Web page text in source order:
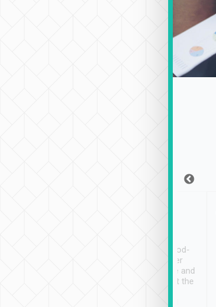
service, vehicles in good-
condition and the driver
service was awesome and
thoughtful. Driver went the